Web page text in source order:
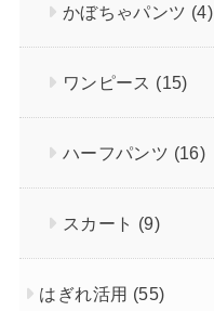
かぼちゃパンツ (4)
ワンピース (15)
ハーフパンツ (16)
スカート (9)
はぎれ活用 (55)